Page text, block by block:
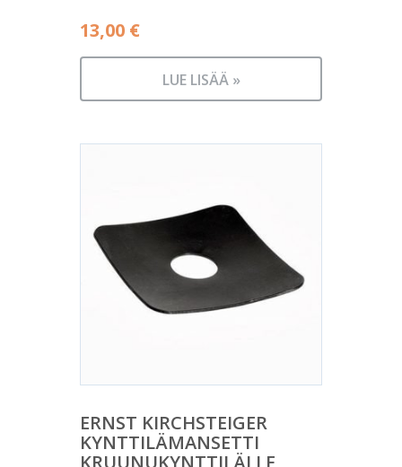
13,00 €
LUE LISÄÄ »
ERNST KIRCHSTEIGER
KYNTTILÄMANSETTI
KRUUNUKYNTTILÄLLE,